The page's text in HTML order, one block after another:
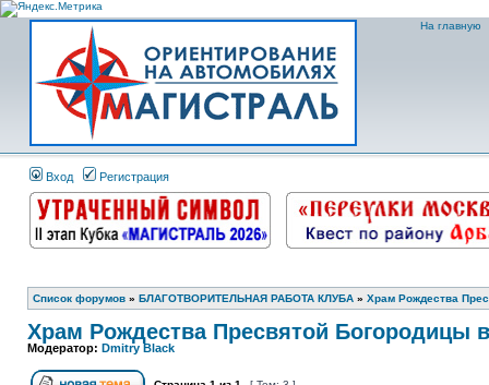
На главную
Вход Регистрация
Список форумов » БЛАГОТВОРИТЕЛЬНАЯ РАБОТА КЛУБА » Храм Рождества
Храм Рождества Пресвятой Богородицы
Модератор: Dmitry Black